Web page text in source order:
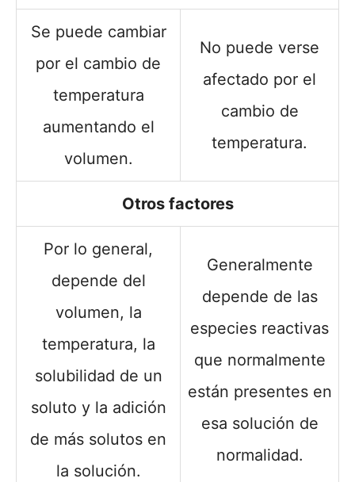
Se puede cambiar
por el cambio de
temperatura
aumentando el
volumen.
No puede verse
afectado por el
cambio de
temperatura.
Otros factores
Por lo general,
depende del
volumen, la
temperatura, la
solubilidad de un
soluto y la adición
de más solutos en
la solución.
Generalmente
depende de las
especies reactivas
que normalmente
están presentes en
esa solución de
normalidad.